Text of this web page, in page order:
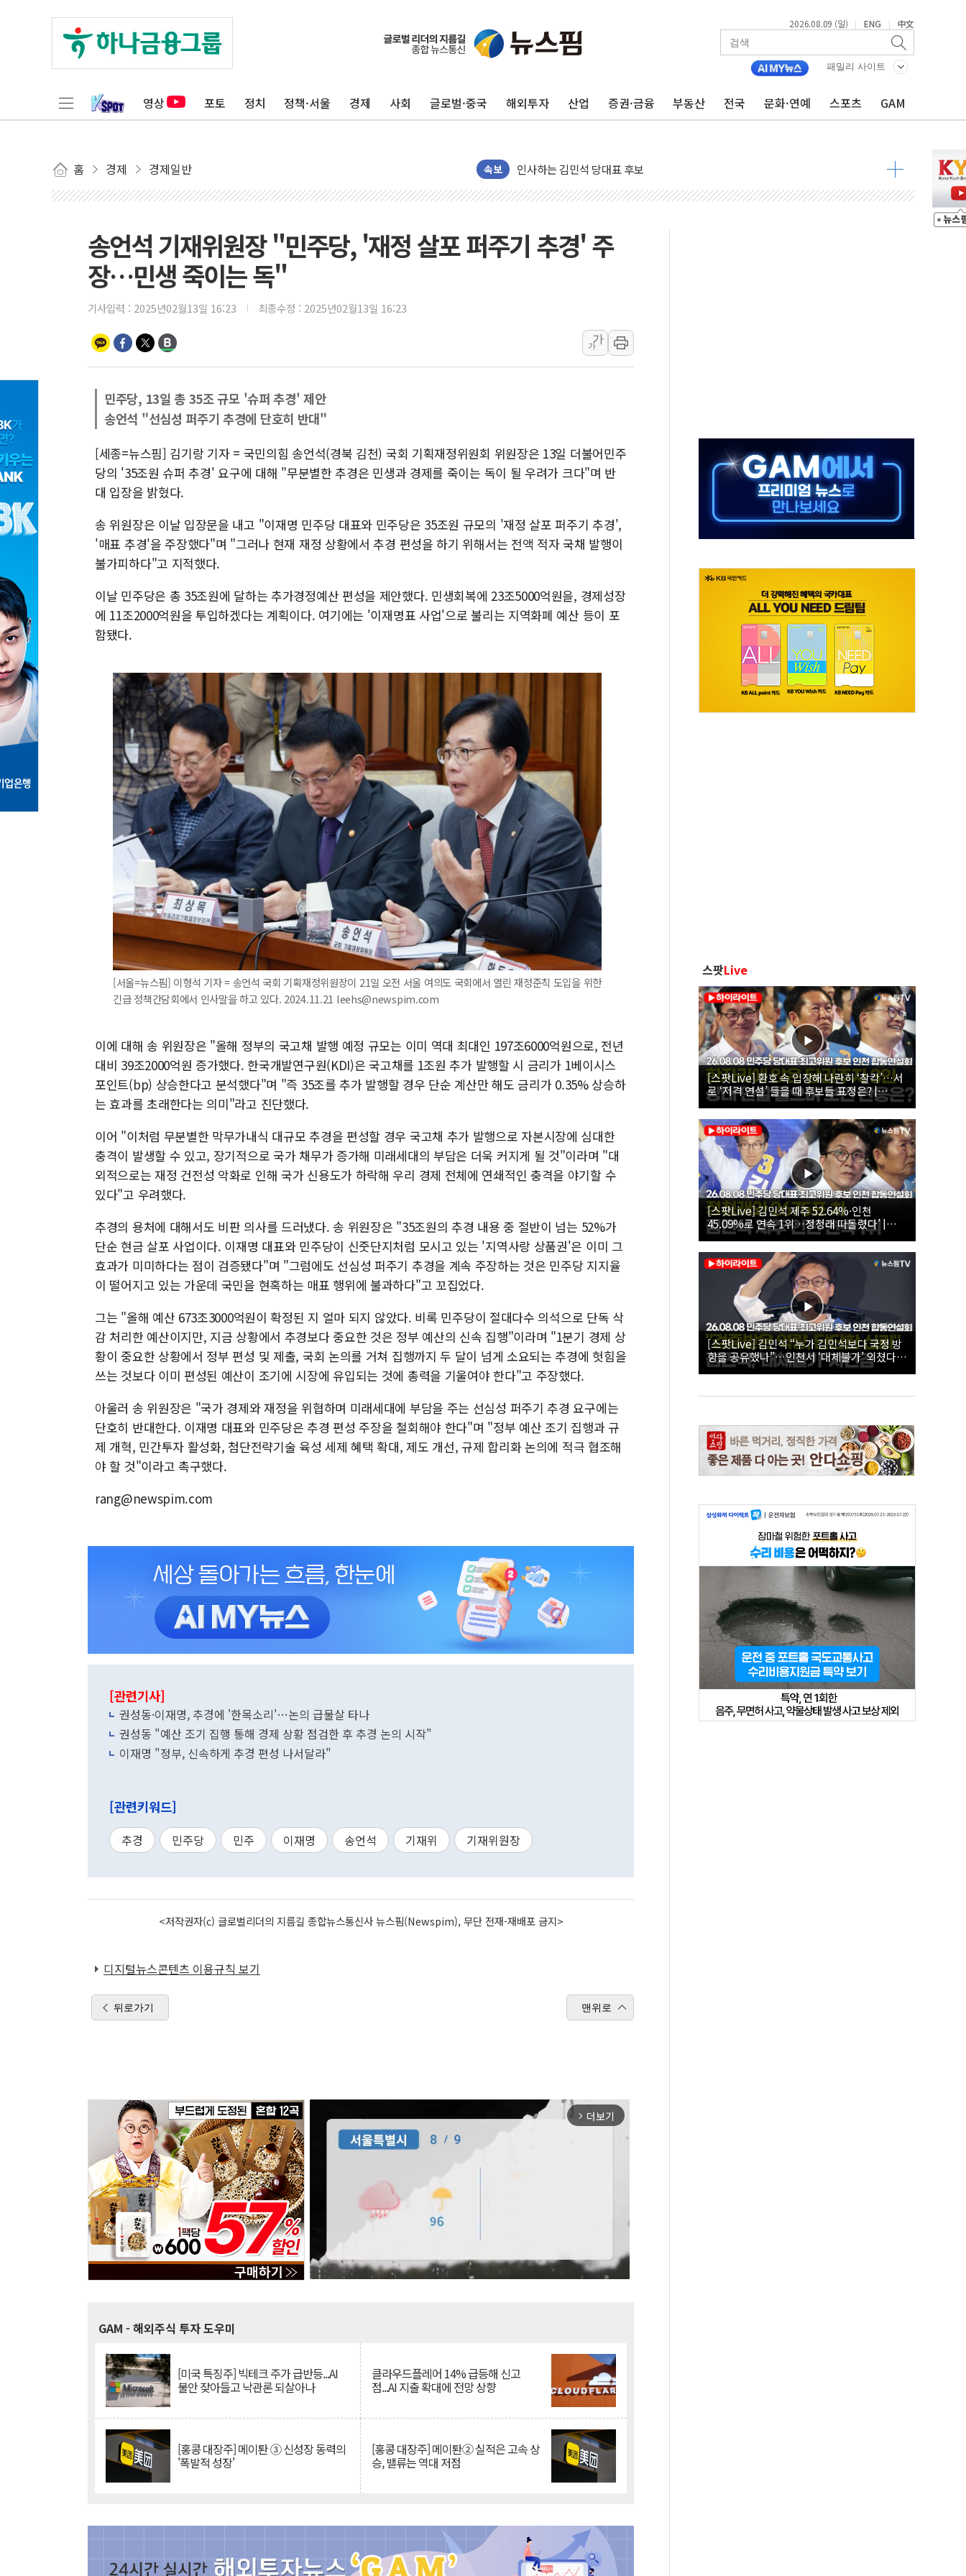
2026.08.09 (일) | ENG | 中文
패밀리 사이트
영상 포토 정치 정책·서울 경제 사회 글로벌·중국 해외투자 산업 증권·금융 부동산 전국 문화·연예 스포츠 GAM
홈 경제 경제일반 속보
포항시 재난예산 40억 긴급 투입…고수온 양식장 복구·지원 '총력'
울진·영덕 '호우특보'-포항 '산사태 주의보'...경북도, 호우 피해·통제구간 없어
인천 합동연설회 나선 송영길·정청래·김민석 당대표 후보
김민석, 2주차 제주·인천 경선서 정청래에 승리...47.75% vs 42.08%
[속보] 민주, 제주·인천 경선 결과 발표...김민석 47.75% 정청래 42.08%
[속보] 민주, 인천 경선 결과 발표...김민석 45.09% 정청래 43.27% 송영길 11.63%
이번주 국내 주요 금융일정(8.10~8.14)
美, 이란전 출구전략 만지작…공습 한계·탄약 부족 현실화
李대통령 "결혼 때문에 손해 보는 일 없게"…'결혼 페널티' 22개 과제 손본다
여수 오동도 인근 해상서 모터보트 전복…1명 사망·1명 실종
'화합' 꺼낸 김민석에 '뻔뻔' 받아친 정청래…제주 연설서 신경전 고조
송언석 기재위원장 "민주당, '재정 살포 퍼주기 추경' 주
장…민생 죽이는 독"
기사입력 : 2025년02월13일 16:23 최종수정 : 2025년02월13일 16:23
가
가
민주당, 13일 총 35조 규모 '슈퍼 추경' 제안
송언석 "선심성 퍼주기 추경에 단호히 반대"
[세종=뉴스핌] 김기랑 기자 = 국민의힘 송언석(경북 김천) 국회 기획재정위원회 위원장은 13일 더불어민주
당의 '35조원 슈퍼 추경' 요구에 대해 "무분별한 추경은 민생과 경제를 죽이는 독이 될 우려가 크다"며 반
대 입장을 밝혔다.
송 위원장은 이날 입장문을 내고 "이재명 민주당 대표와 민주당은 35조원 규모의 '재정 살포 퍼주기 추경',
'매표 추경'을 주장했다"며 "그러나 현재 재정 상황에서 추경 편성을 하기 위해서는 전액 적자 국채 발행이
불가피하다"고 지적했다.
이날 민주당은 총 35조원에 달하는 추가경정예산 편성을 제안했다. 민생회복에 23조5000억원을, 경제성장
에 11조2000억원을 투입하겠다는 계획이다. 여기에는 '이재명표 사업'으로 불리는 지역화폐 예산 등이 포
함됐다.
[서울=뉴스핌] 이형석 기자 = 송언석 국회 기획재정위원장이 21일 오전 서울 여의도 국회에서 열린 재정준칙 도입을 위한
긴급 정책간담회에서 인사말을 하고 있다. 2024.11.21 leehs@newspim.com
이에 대해 송 위원장은 "올해 정부의 국고채 발행 예정 규모는 이미 역대 최대인 197조6000억원으로, 전년
대비 39조2000억원 증가했다. 한국개발연구원(KDI)은 국고채를 1조원 추가 발행할 시 금리가 1베이시스
포인트(bp) 상승한다고 분석했다"며 "즉 35조를 추가 발행할 경우 단순 계산만 해도 금리가 0.35% 상승하
는 효과를 초래한다는 의미"라고 진단했다.
이어 "이처럼 무분별한 막무가내식 대규모 추경을 편성할 경우 국고채 추가 발행으로 자본시장에 심대한
충격이 발생할 수 있고, 장기적으로 국가 채무가 증가해 미래세대의 부담은 더욱 커지게 될 것"이라며 "대
외적으로는 재정 건전성 악화로 인해 국가 신용도가 하락해 우리 경제 전체에 연쇄적인 충격을 야기할 수
있다"고 우려했다.
추경의 용처에 대해서도 비판 의사를 드러냈다. 송 위원장은 "35조원의 추경 내용 중 절반이 넘는 52%가
단순 현금 살포 사업이다. 이재명 대표와 민주당이 신줏단지처럼 모시고 있는 '지역사랑 상품권'은 이미 그
효과가 미미하다는 점이 검증됐다"며 "그럼에도 선심성 퍼주기 추경을 계속 주장하는 것은 민주당 지지율
이 떨어지고 있는 가운데 국민을 현혹하는 매표 행위에 불과하다"고 꼬집었다.
그는 "올해 예산 673조3000억원이 확정된 지 얼마 되지 않았다. 비록 민주당이 절대다수 의석으로 단독 삭
감 처리한 예산이지만, 지금 상황에서 추경보다 중요한 것은 정부 예산의 신속 집행"이라며 "1분기 경제 상
황이 중요한 상황에서 정부 편성 및 제출, 국회 논의를 거쳐 집행까지 두 달이 넘게 소요되는 추경에 헛힘을
쓰는 것보다 이미 편성된 예산이 조기에 시장에 유입되는 것에 총력을 기울여야 한다"고 주장했다.
아울러 송 위원장은 "국가 경제와 재정을 위협하며 미래세대에 부담을 주는 선심성 퍼주기 추경 요구에는
단호히 반대한다. 이재명 대표와 민주당은 추경 편성 주장을 철회해야 한다"며 "정부 예산 조기 집행과 규
제 개혁, 민간투자 활성화, 첨단전략기술 육성 세제 혜택 확대, 제도 개선, 규제 합리화 논의에 적극 협조해
야 할 것"이라고 촉구했다.
rang@newspim.com
[관련기사]
권성동·이재명, 추경에 '한목소리'…논의 급물살 타나
권성동 "예산 조기 집행 통해 경제 상황 점검한 후 추경 논의 시작"
이재명 "정부, 신속하게 추경 편성 나서달라"
[관련키워드]
추경 민주당 민주 이재명 송언석 기재위 기재위원장
<저작권자(c) 글로벌리더의 지름길 종합뉴스통신사 뉴스핌(Newspim), 무단 전재-재배포 금지>
디지털뉴스콘텐츠 이용규칙 보기
뒤로가기 맨위로
arrow_forward_ios 더보기
GAM - 해외주식 투자 도우미
[미국 특징주] 빅테크 주가 급반등...AI
불안 잦아들고 낙관론 되살아나
클라우드플레어 14% 급등해 신고
점...AI 지출 확대에 전망 상향
[홍콩 대장주] 메이퇀 ③ 신성장 동력의
'폭발적 성장'
[홍콩 대장주] 메이퇀② 실적은 고속 상
승, 밸류는 역대 저점
스팟Live
[스팟Live] 환호 속 입장해 나란히 ‘찰칵’…서
로 ‘저격 연설’ 들을 때 후보들 표정은? |
26.08.08 더불어민주당 당대표·최고위원 후
보 인천 합동연설회
[스팟Live] 김민석 제주 52.64%·인천
45.09%로 연속 1위…정청래 따돌렸다’ |
26.08.08 더불어민주당 당대표·최고위원 후
보 인천 합동연설회
[스팟Live] 김민석 “누가 김민석보다 국정 방
향을 공유했나”…인천서 ‘대체불가’ 외쳤다 |
26.08.08 더불어민주당 당대표·최고위원 후